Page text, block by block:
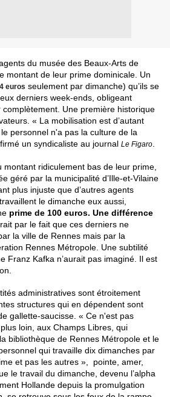
du musée des Beaux-Arts de
montant de leur prime dominicale. Un
4 euros seulement par dimanche) qu’ils se
derniers week-ends, obligeant
complètement. Une première historique
« La mobilisation est d’autant
personnel n'a pas la culture de la
un syndicaliste au journal Le Figaro
montant ridiculement bas de leur prime,
géré par la municipalité d’Ille-et-Vilaine
plus injuste que d’autres agents
le dimanche eux aussi,
prime de 100 euros. Une différence
par le fait que ces derniers ne
la ville de Rennes mais par la
Rennes Métropole. Une subtilité
Franz Kafka n’aurait pas imaginé. Il est
administratives sont étroitement
structures qui en dépendent sont
gallette-saucisse. « Ce n'est pas
loin, aux Champs Libres, qui
bibliothèque de Rennes Métropole et le
qui travaille dix dimanches par
et pas les autres », pointe, amer,
le travail du dimanche, devenu l’alpha
Hollande depuis la promulgation